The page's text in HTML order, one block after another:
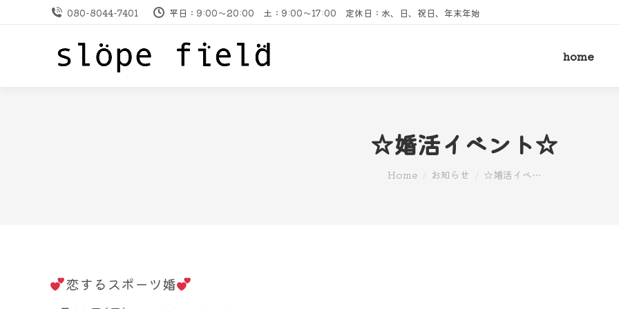
080-8044-7401 平日：9:00～20:00 土：9:00～17:00 定休日：水、日、祝日、年末年始
home
☆婚活イベント☆
You are here:
Home お知らせ ☆婚活イベ…
恋するスポーツ婚